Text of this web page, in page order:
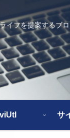
イフを提案するブ
サ